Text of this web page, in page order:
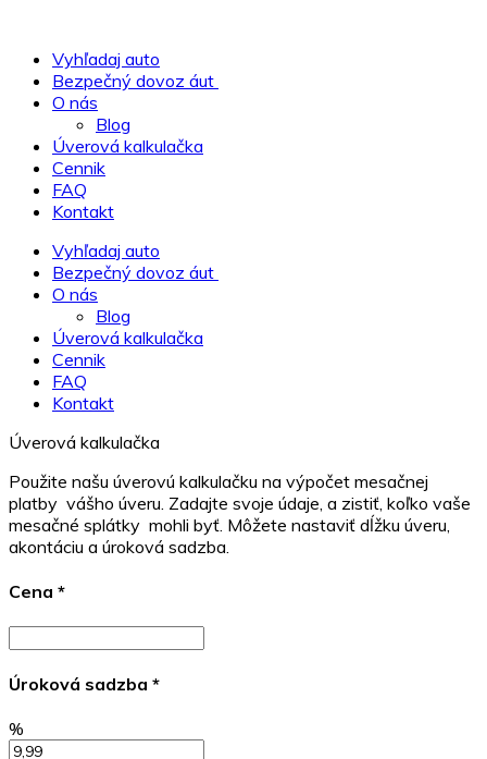
Vyhľadaj auto
Bezpečný dovoz áut
O nás
Blog
Úverová kalkulačka
Cennik
FAQ
Kontakt
Vyhľadaj auto
Bezpečný dovoz áut
O nás
Blog
Úverová kalkulačka
Cennik
FAQ
Kontakt
Úverová kalkulačka
Použite našu úverovú kalkulačku na výpočet mesačnej
platby vášho úveru. Zadajte svoje údaje, a zistiť, koľko vaše
mesačné splátky mohli byť. Môžete nastaviť dĺžku úveru,
akontáciu a úroková sadzba.
Cena *
Úroková sadzba *
%